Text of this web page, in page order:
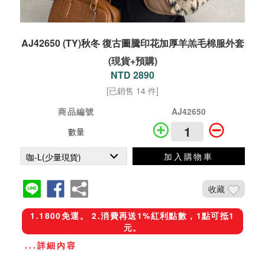
AJ42650 (TY)秋冬 復古圖騰印花加厚羊羔毛棉服外套
(現貨+預購)
NTD 2890
[已銷售 14 件]
商品編號
AJ42650
數量
加入購物車
收藏
1.1800免運。 2.消費再送1%紅利點數，1點可抵1
元。
...詳細內容